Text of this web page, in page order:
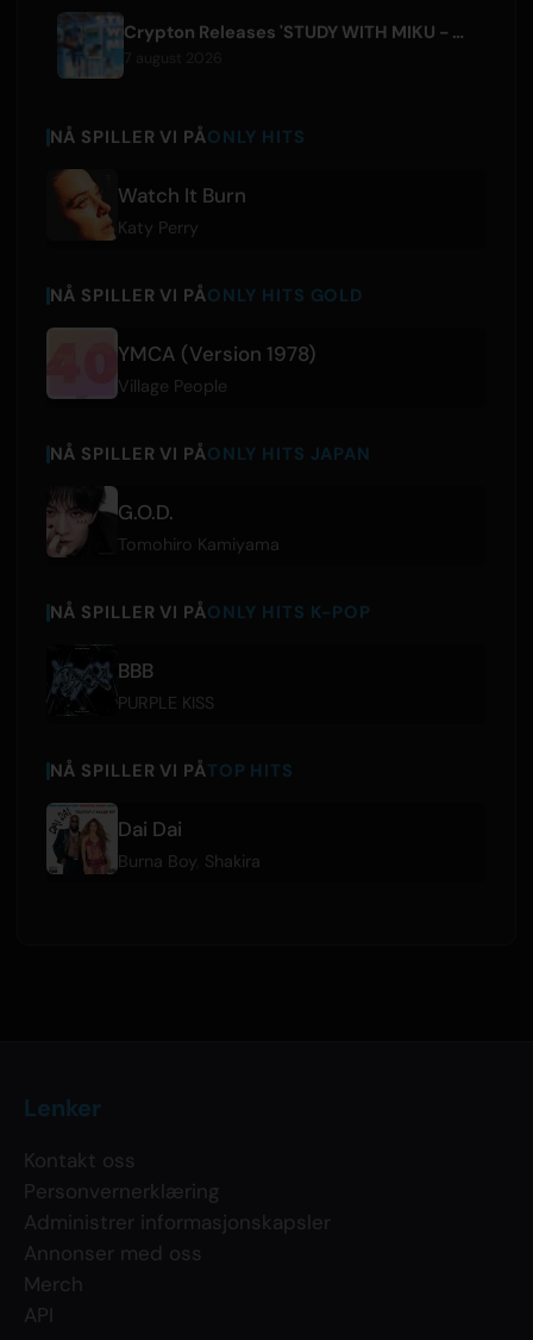
Crypton Releases 'STUDY WITH MIKU - part6 -' Instrumental BGM Video
NÅ SPILLER VI PÅONLY HITS
Watch It Burn
Katy Perry
NÅ SPILLER VI PÅONLY HITS GOLD
YMCA (Version 1978)
Village People
NÅ SPILLER VI PÅONLY HITS JAPAN
G.O.D.
Tomohiro Kamiyama
NÅ SPILLER VI PÅONLY HITS K-POP
BBB
PURPLE KISS
NÅ SPILLER VI PÅTOP HITS
Dai Dai
Burna Boy, Shakira
Lenker
Kontakt oss
Personvernerklæring
Administrer informasjonskapsler
Annonser med oss
Merch
API